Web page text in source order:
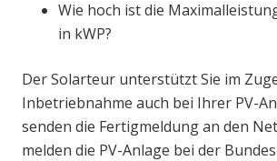
Wie hoch ist die
in kWP?
Der Solarteur unterstützt Sie im
Inbetriebnahme auch bei Ihrer PV-
senden die Fertigmeldung an den
melden die PV-Anlage bei der